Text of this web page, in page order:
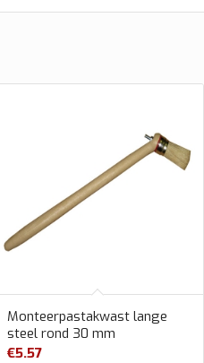
Monteerpastakwast lange
steel rond 30 mm
€5.57